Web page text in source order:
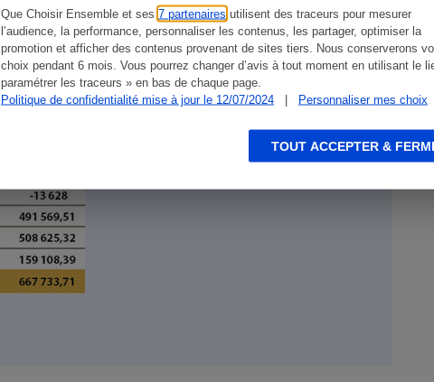
Que Choisir Ensemble et ses 7 partenaires utilisent des traceurs pour mesurer
l’audience, la performance, personnaliser les contenus, les partager, optimiser la
promotion et afficher des contenus provenant de sites tiers. Nous conserverons
choix pendant 6 mois. Vous pourrez changer d’avis à tout moment en utilisant le
paramétrer les traceurs » en bas de chaque page.
Politique de confidentialité mise à jour le 12/07/2024
| Personnaliser mes choix
TOUT ACCEPTER &